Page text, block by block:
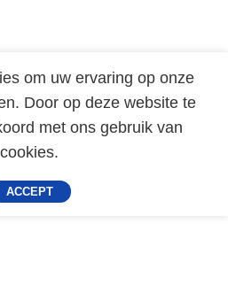
om uw ervaring op onze
Door op deze website te
met ons gebruik van
cookies.
ACCEPT